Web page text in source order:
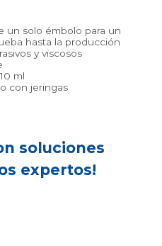
un solo émbolo para un
hasta la producción
y viscosos
ml
con jeringas
soluciones
expertos!